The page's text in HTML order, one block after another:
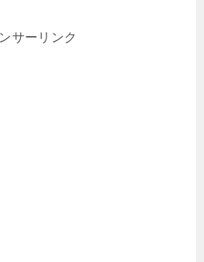
サーリンク